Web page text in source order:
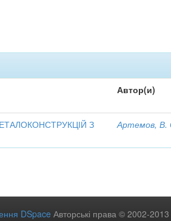
Автор(и)
З
Артемов, В.
DSpace Авторські права © 2002-2013